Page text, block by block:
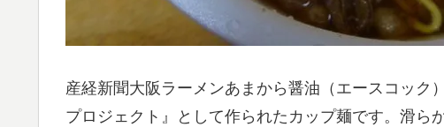
産経新聞大阪ラーメンあまから醤油（エースコック
プロジェクト』として作られたカップ麺です。滑ら